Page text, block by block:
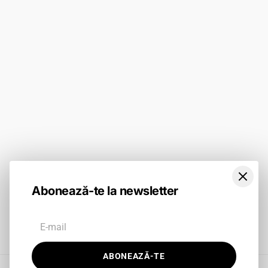
Abonează-te la newsletter
ABONEAZĂ-TE
Facebook
Instagram
TikTok